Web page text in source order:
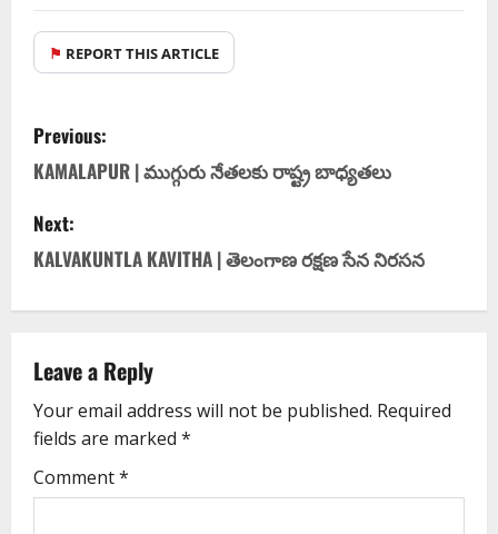
⚑ REPORT THIS ARTICLE
Previous:
KAMALAPUR | ముగ్గురు నేతలకు రాష్ట్ర బాధ్యతలు
Next:
KALVAKUNTLA KAVITHA | తెలంగాణ రక్షణ సేన నిరసన
Leave a Reply
Your email address will not be published. Required
fields are marked *
Comment*